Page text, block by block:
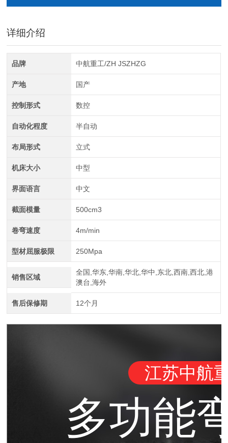
全自动CAD导图滚弯机
中航重工 大型拉弯机
江苏中航重工厂家定制四轴数控型材弯曲机
四辊卷板机生产厂家 20年新四轴卷圆机报价
详细介绍
品牌 中航重工/ZH JSZHZG
产地 国产
控制形式 数控
自动化程度 半自动
布局形式 立式
机床大小 中型
界面语言 中文
截面模量 500cm3
卷弯速度 4m/min
型材屈服极限 250Mpa
销售区域
全国,华东,华南,华北,华中,东北,西南,西北,港
澳台,海外
售后保修期 12个月
江苏中航
多功能